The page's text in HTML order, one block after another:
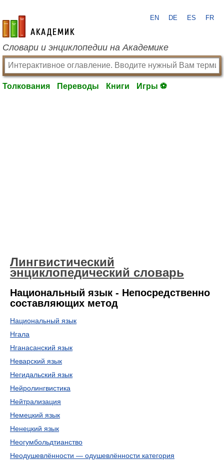
academic.ru
EN DE ES FR
Словари и энциклопедии на Академике
Толкования Переводы Книги Игры ⚽
Лингвистический
энциклопедический словарь
Национальный язык - Непосредственно
составляющих метод
Национальный язык
Нгала
Нганасанский язык
Неварский язык
Негидальский язык
Нейролингвистика
Нейтрализация
Немецкий язык
Ненецкий язык
Неогумбольдтианство
Неодушевлённости — одушевлённости категория